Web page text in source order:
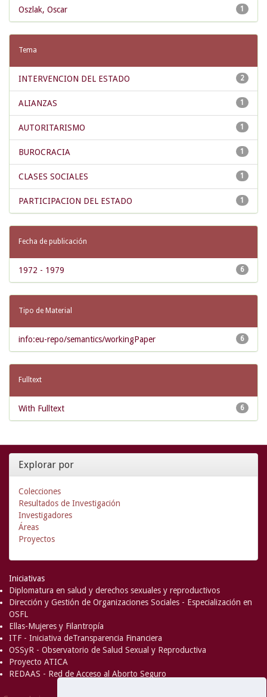
1
Oszlak, Oscar
Tema
2
INTERVENCION DEL ESTADO
1
ALIANZAS
1
AUTORITARISMO
1
BUROCRACIA
1
CLASES SOCIALES
1
PARTICIPACION DEL ESTADO
Fecha de publicación
6
1972 - 1979
Tipo de Material
6
info:eu-repo/semantics/workingPaper
Fulltext
6
With Fulltext
Explorar por
Colecciones
Resultados de Investigación
Investigadores
Áreas
Proyectos
Iniciativas
Diplomatura en salud y derechos sexuales y reproductivos
Dirección y Gestión de Organizaciones Sociales - Especialización en
OSFL
Ellas-Mujeres y Filantropía
ITF - Iniciativa deTransparencia Financiera
OSSyR - Observatorio de Salud Sexual y Reproductiva
Proyecto ATICA
REDAAS - Red de Acceso al Aborto Seguro